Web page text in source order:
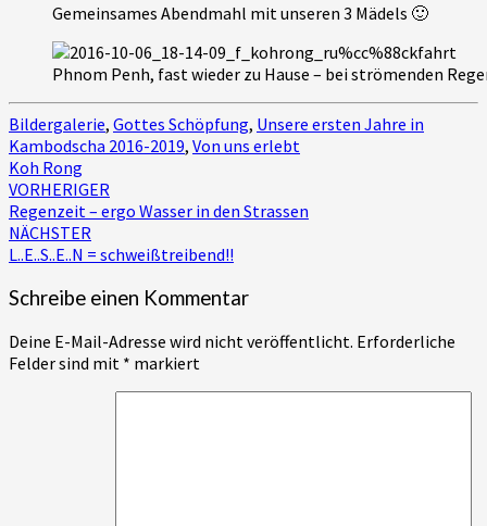
Gemeinsames Abendmahl mit unseren 3 Mädels 🙂
Phnom Penh, fast wieder zu Hause – bei strömenden
Bildergalerie, Gottes Schöpfung, Unsere ersten Jahre in
Kambodscha 2016-2019, Von uns erlebt
Koh Rong
Beitragsnavigation
VORHERIGER
Regenzeit – ergo Wasser in den Strassen
NÄCHSTER
L..E..S..E..N = schweißtreibend!!
Schreibe einen Kommentar
Deine E-Mail-Adresse wird nicht veröffentlicht. Erforderliche
Felder sind mit * markiert